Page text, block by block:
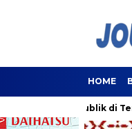
HOME
Publik di Tengah